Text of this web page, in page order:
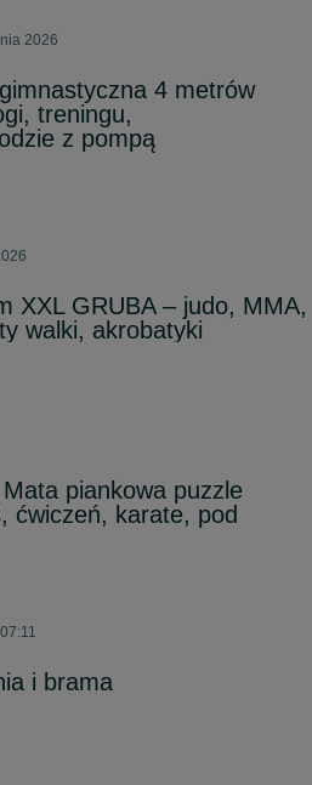
2026
4 metrów
treningu,
z pompą
XXL GRUBA – judo, MMA,
walki, akrobatyki
piankowa puzzle
ćwiczeń, karate, pod
i brama